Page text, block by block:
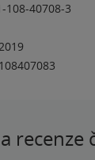
108-40708-3
recenze